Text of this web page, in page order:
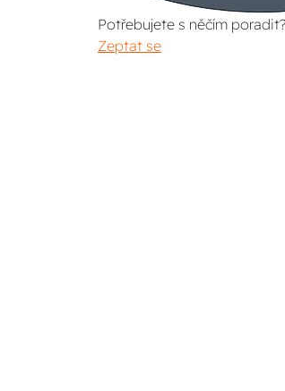
Potřebujete s něčím poradit?
Zeptat se